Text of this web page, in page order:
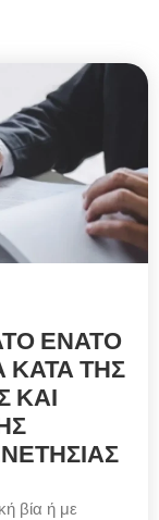
ΕΝΑΤΟ
ΤΗΣ
ΚΑΙ
βία ή με